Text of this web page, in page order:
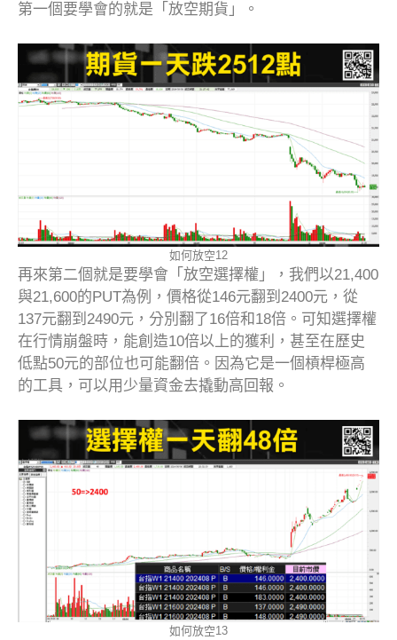
第一個要學會的就是「放空期貨」。
如何放空12
再來第二個就是要學會「放空選擇權」，我們以21,400
與21,600的PUT為例，價格從146元翻到2400元，從
137元翻到2490元，分別翻了16倍和18倍。可知選擇權
在行情崩盤時，能創造10倍以上的獲利，甚至在歷史
低點50元的部位也可能翻倍。因為它是一個槓桿極高
的工具，可以用少量資金去撬動高回報。
如何放空13